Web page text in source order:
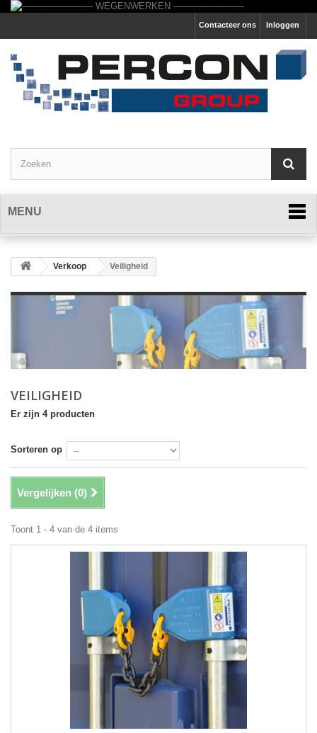
Inloggen
Contacteer ons
MENU
Verkoop Veiligheid
VEILIGHEID
Er zijn 4 producten
Sorteren op
Vergelijken (0)
Toont 1 - 4 van de 4 items